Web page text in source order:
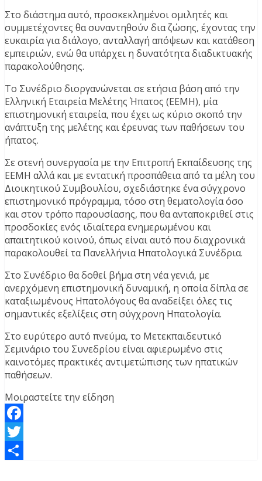
Στο διάστημα αυτό, προσκεκλημένοι ομιλητές και
συμμετέχοντες θα συναντηθούν δια ζώσης, έχοντας την
ευκαιρία για διάλογο, ανταλλαγή απόψεων και κατάθεση
εμπειριών, ενώ θα υπάρχει η δυνατότητα διαδικτυακής
παρακολούθησης.
Το Συνέδριο διοργανώνεται σε ετήσια βάση από την
Ελληνική Εταιρεία Μελέτης Ήπατος (ΕΕΜΗ), μία
επιστημονική εταιρεία, που έχει ως κύριο σκοπό την
ανάπτυξη της μελέτης και έρευνας των παθήσεων του
ήπατος.
Σε στενή συνεργασία με την Επιτροπή Εκπαίδευσης της
ΕΕΜΗ αλλά και με εντατική προσπάθεια από τα μέλη του
Διοικητικού Συμβουλίου, σχεδιάστηκε ένα σύγχρονο
επιστημονικό πρόγραμμα, τόσο στη θεματολογία όσο
και στον τρόπο παρουσίασης, που θα ανταποκριθεί στις
προσδοκίες ενός ιδιαίτερα ενημερωμένου και
απαιτητικού κοινού, όπως είναι αυτό που διαχρονικά
παρακολουθεί τα Πανελλήνια Ηπατολογικά Συνέδρια.
Στο Συνέδριο θα δοθεί βήμα στη νέα γενιά, με
ανερχόμενη επιστημονική δυναμική, η οποία δίπλα σε
καταξιωμένους Ηπατολόγους θα αναδείξει όλες τις
σημαντικές εξελίξεις στη σύγχρονη Ηπατολογία.
Στο ευρύτερο αυτό πνεύμα, το Μετεκπαιδευτικό
Σεμινάριο του Συνεδρίου είναι αφιερωμένο στις
καινοτόμες πρακτικές αντιμετώπισης των ηπατικών
παθήσεων.
Μοιραστείτε την είδηση
Facebook
Twitter